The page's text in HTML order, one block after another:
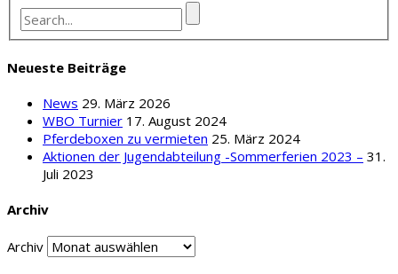
Neueste Beiträge
News 29. März 2026
WBO Turnier 17. August 2024
Pferdeboxen zu vermieten 25. März 2024
Aktionen der Jugendabteilung -Sommerferien 2023 – 31.
Juli 2023
Archiv
Archiv